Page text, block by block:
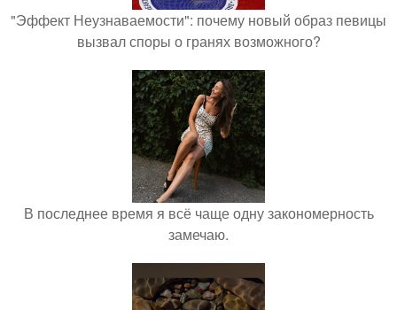
"Эффект Неузнаваемости": почему новый образ певицы
вызвал споры о гранях возможного?
В последнее время я всё чаще одну закономерность
замечаю.